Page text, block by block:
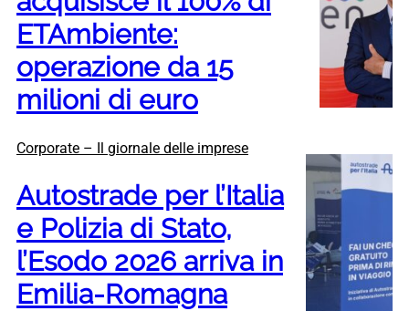
ETAmbiente:
operazione da 15
milioni di euro
Corporate – Il giornale delle imprese
Autostrade per l’Italia
e Polizia di Stato,
l’Esodo 2026 arriva in
Emilia-Romagna